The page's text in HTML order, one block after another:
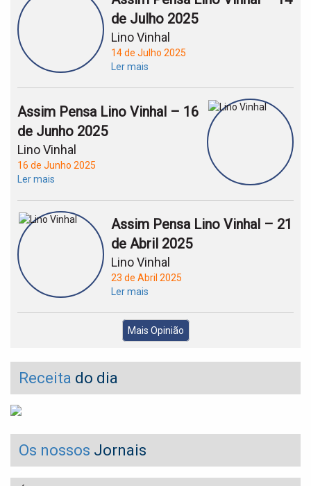
de Julho 2025
Lino Vinhal
14 de Julho 2025
Ler mais
Assim Pensa Lino Vinhal – 16
de Junho 2025
Lino Vinhal
16 de Junho 2025
Ler mais
Assim Pensa Lino Vinhal – 21
de Abril 2025
Lino Vinhal
23 de Abril 2025
Ler mais
Mais Opinião
Receita do dia
Os nossos Jornais